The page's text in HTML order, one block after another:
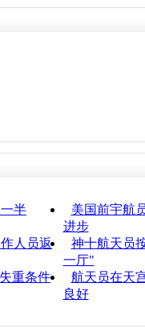
半
美国前宇航
进步
人员返
神十航天员
一厅"
重条件
航天员在天
良好